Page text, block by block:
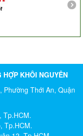
Chị Tố Nhi
HỢP KHÔI NGUYÊN
Phường Thới An, Quận
Tp.HCM.
Tp.HCM.